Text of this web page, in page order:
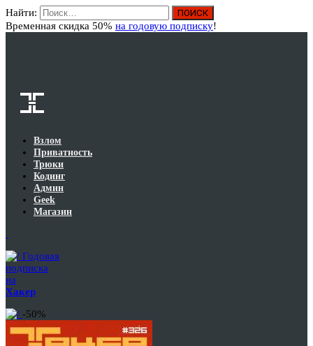
Найти:
Временная скидка 50% на годовую подписку!
Взлом
Приватность
Трюки
Кодинг
Админ
Geek
Магазин
Годовая
подписка
на
Хакер
-50%